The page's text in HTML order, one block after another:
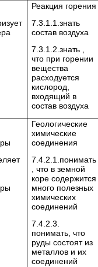
Реакция горения
7.3.1.1.знать
состав воздуха
7.3.1.2.знать ,
что при горении
вещества
расходуется
кислород,
входящий в
состав воздуха
Геологические
химические
соединения
7.4.2.1.понимать
, что в земной
коре содержится
много полезных
химических
соединений
7.4.2.3.
понимать, что
руды состоят из
металлов и их
соединений